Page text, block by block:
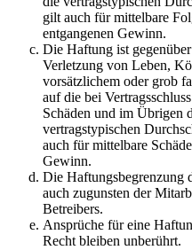
gilt auch für mittelbare
entgangenen Gewinn.
Die Haftung ist
Verletzung von Leben,
vorsätzlichem oder grob
auf die bei
Schäden und im Übrigen
vertragstypischen
auch für mittelbare
Gewinn.
Die Haftungsbegrenzung
auch zugunsten der
Betreibers.
Ansprüche für eine
Recht bleiben unberührt.